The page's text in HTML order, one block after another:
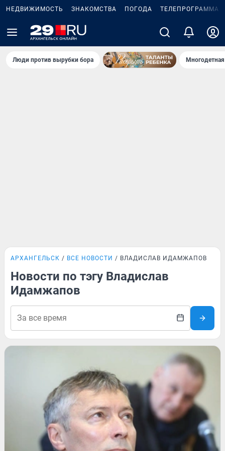
НЕДВИЖИМОСТЬ ЗНАКОМСТВА ПОГОДА ТЕЛЕПРОГРАММА
Люди против вырубки бора
АРХАНГЕЛЬСК ВСЕ НОВОСТИ ВЛАДИСЛАВ ИДАМЖАПОВ
Новости по тэгу Владислав
Идамжапов